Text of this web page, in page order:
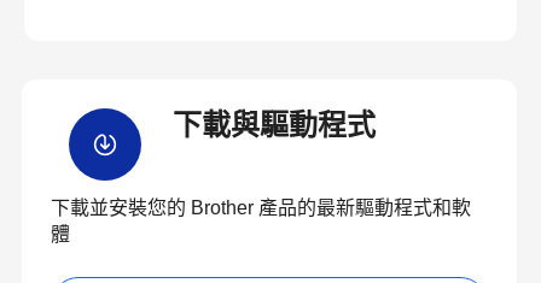
下載與驅動程式
下載並安裝您的 Brother 產品的最新驅動程式和軟
體